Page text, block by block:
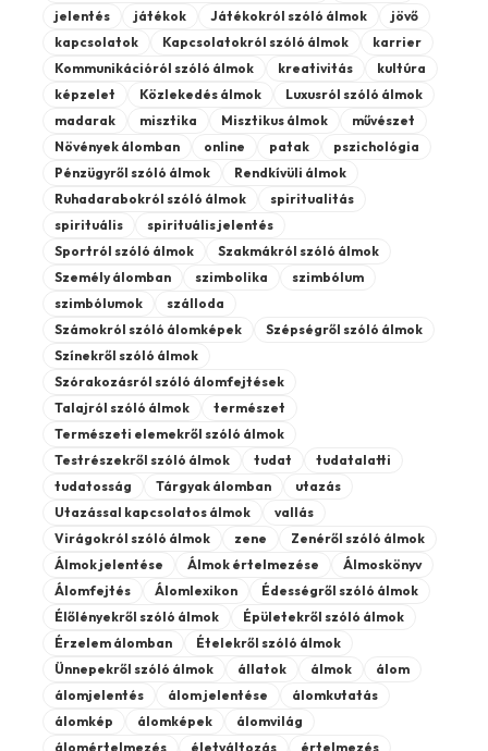
jelentés
játékok Játékokról szóló álmok
jövő
kapcsolatok
Kapcsolatokról szóló álmok
karrier
Kommunikációról szóló álmok
kreativitás
kultúra
képzelet
Közlekedés álmok
Luxusról szóló álmok
madarak
misztika Misztikus álmok
művészet
Növények álomban
online patak
pszichológia
Pénzügyről szóló álmok
Rendkívüli álmok
Ruhadarabokról szóló álmok
spiritualitás
spirituális
spirituális jelentés
Sportról szóló álmok
Szakmákról szóló álmok
Személy álomban
szimbolika
szimbólum
szimbólumok
szálloda
Számokról szóló álomképek
Szépségről szóló álmok
Színekről szóló álmok
Szórakozásról szóló álomfejtések
Talajról szóló álmok
természet
Természeti elemekről szóló álmok
Testrészekről szóló álmok
tudat
tudatalatti
tudatosság
Tárgyak álomban
utazás
Utazással kapcsolatos álmok
vallás
Virágokról szóló álmok
zene
Zenéről szóló álmok
Álmok jelentése
Álmok értelmezése
Álmoskönyv
Álomfejtés
Álomlexikon
Édességről szóló álmok
Élőlényekről szóló álmok
Épületekről szóló álmok
Érzelem álomban
Ételekről szóló álmok
Ünnepekről szóló álmok
állatok álmok
álom
álomjelentés
álom jelentése
álomkutatás
álomkép
álomképek
álomvilág
álomértelmezés
életváltozás értelmezés